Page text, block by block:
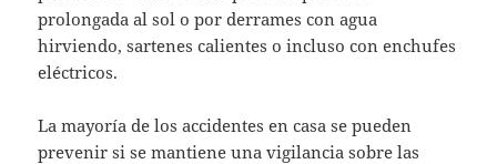
prolongada al sol o por derrames con agua
hirviendo, sartenes calientes o incluso con enchufes
eléctricos.
La mayoría de los accidentes en casa se pueden
prevenir si se mantiene una vigilancia sobre las